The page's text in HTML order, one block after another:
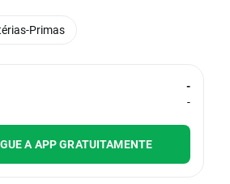
-
-
A APP GRATUITAMENTE
Primas